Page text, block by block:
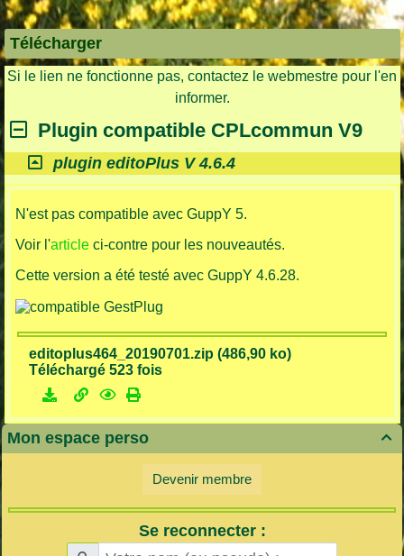
Télécharger
Si le lien ne fonctionne pas, contactez le webmestre pour l'en
informer.
Plugin compatible CPLcommun V9
plugin editoPlus V 4.6.4
N'est pas compatible avec GuppY 5.
Voir l'articleci-contre pour les nouveautés.
Cette version a été testé avec GuppY 4.6.28.
editoplus464_20190701.zip (486,90 ko)
Téléchargé 523 fois

Mon espace perso
Devenir membre
Se reconnecter :